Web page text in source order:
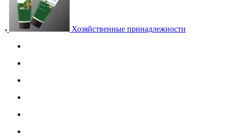
Хозяйственные принадлежности